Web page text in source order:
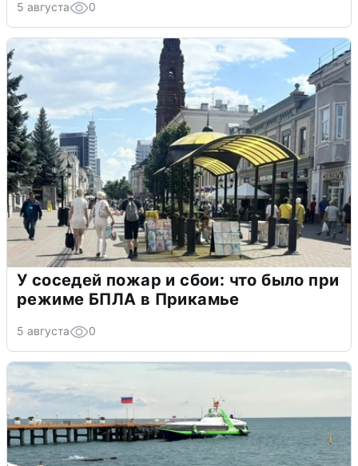
5 августа 0
У соседей пожар и сбои: что было при
режиме БПЛА в Прикамье
5 августа 0